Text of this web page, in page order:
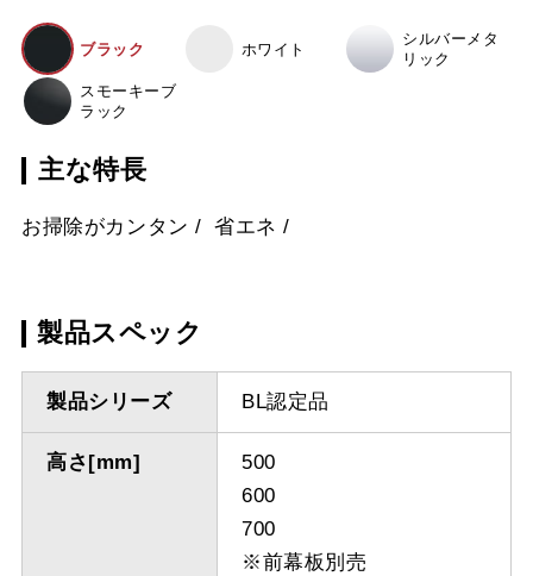
ブラック ホワイト
シルバーメタ
リック
スモーキーブ
ラック
主な特長
お掃除がカンタン 省エネ
製品スペック
製品シリーズ BL認定品
高さ[mm]
500
600
700
※前幕板別売